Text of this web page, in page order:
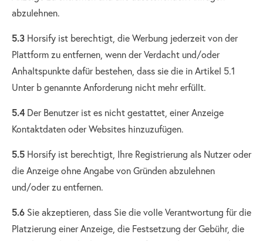
abzulehnen.
5.3 Horsify ist berechtigt, die Werbung jederzeit von der
Plattform zu entfernen, wenn der Verdacht und/oder
Anhaltspunkte dafür bestehen, dass sie die in Artikel 5.1
Unter b genannte Anforderung nicht mehr erfüllt.
5.4 Der Benutzer ist es nicht gestattet, einer Anzeige
Kontaktdaten oder Websites hinzuzufügen.
5.5 Horsify ist berechtigt, Ihre Registrierung als Nutzer oder
die Anzeige ohne Angabe von Gründen abzulehnen
und/oder zu entfernen.
5.6 Sie akzeptieren, dass Sie die volle Verantwortung für die
Platzierung einer Anzeige, die Festsetzung der Gebühr, die